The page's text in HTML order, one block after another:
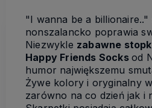
"I wanna be a billionaire.."
nonszalancko poprawia
Niezwykle zabawne
Happy Friends Socks od
humor największemu
Żywe kolory i oryginalny
zarówno na co dzień jak i